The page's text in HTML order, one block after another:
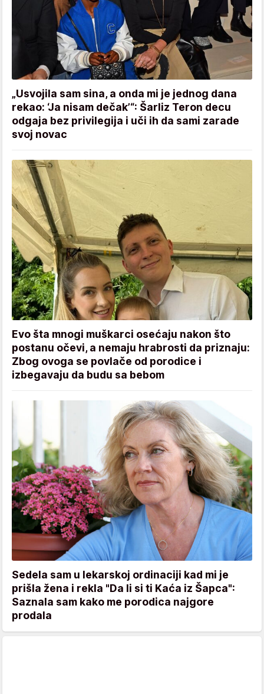
„Usvojila sam sina, a onda mi je jednog dana
rekao: ‘Ja nisam dečak’“: Šarliz Teron decu
odgaja bez privilegija i uči ih da sami zarade
svoj novac
Evo šta mnogi muškarci osećaju nakon što
postanu očevi, a nemaju hrabrosti da priznaju:
Zbog ovoga se povlače od porodice i
izbegavaju da budu sa bebom
Sedela sam u lekarskoj ordinaciji kad mi je
prišla žena i rekla "Da li si ti Kaća iz Šapca":
Saznala sam kako me porodica najgore
prodala